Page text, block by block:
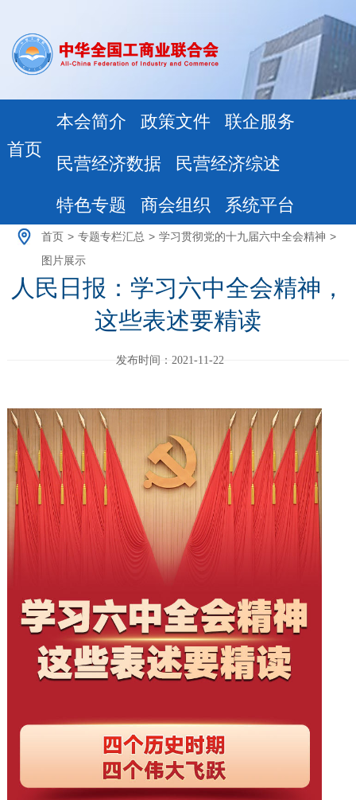
首页
本会简介 政策文件 联企服务
民营经济数据 民营经济综述
特色专题 商会组织 系统平台
首页 > 专题专栏汇总 > 学习贯彻党的十九届六中全会精神 >
图片展示
人民日报：学习六中全会精神，
这些表述要精读
发布时间：2021-11-22